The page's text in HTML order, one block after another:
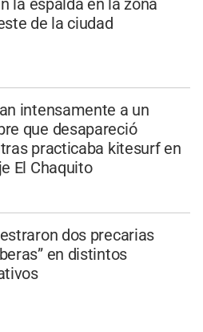
la espalda en la zona
de la ciudad
intensamente a un
que desapareció
practicaba kitesurf en
El Chaquito
dos precarias
en distintos